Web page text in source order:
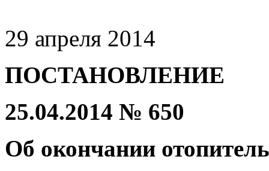
29 апреля 2014
ПОСТАНОВЛЕНИЕ
25.04.2014 № 650
Об окончании